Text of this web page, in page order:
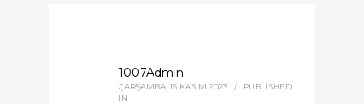
1007Admin
ÇARŞAMBA, 15 KASIM 2023 /
PUBLISHED
IN